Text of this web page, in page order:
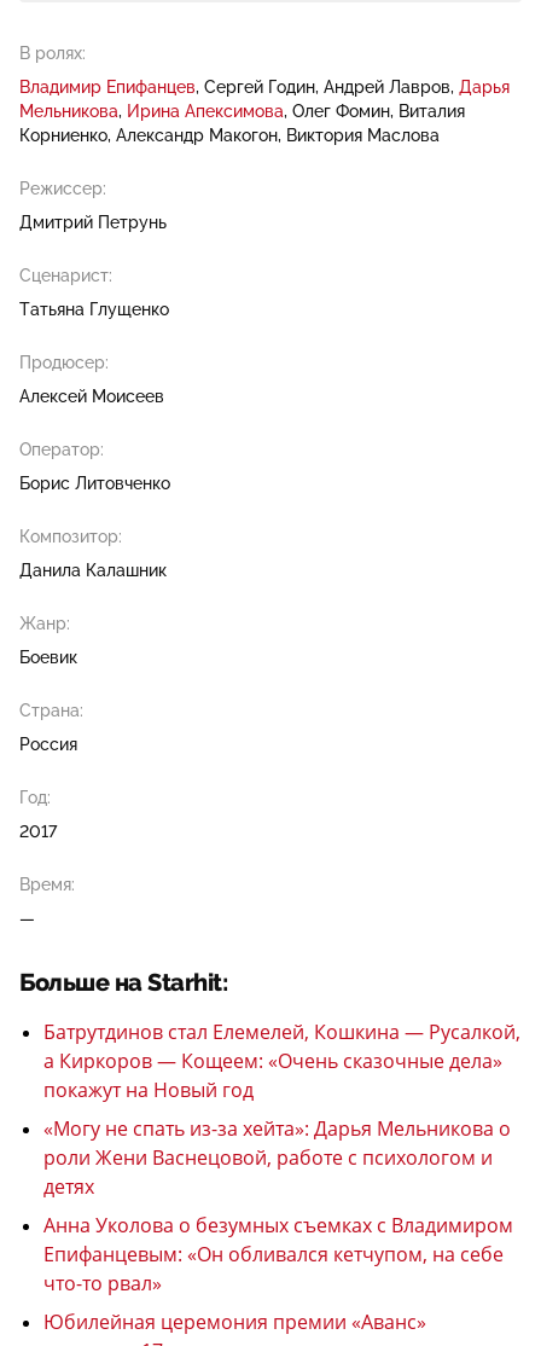
В ролях:
Владимир Епифанцев Сергей Годин Андрей Лавров Дарья
Мельникова Ирина Апексимова Олег Фомин Виталия
Корниенко Александр Макогон Виктория Маслова
Режиссер:
Дмитрий Петрунь
Сценарист:
Татьяна Глущенко
Продюсер:
Алексей Моисеев
Оператор:
Борис Литовченко
Композитор:
Данила Калашник
Жанр:
Боевик
Страна:
Россия
Год:
2017
Время:
—
Больше на Starhit:
Батрутдинов стал Елемелей, Кошкина — Русалкой,
а Киркоров — Кощеем: «Очень сказочные дела»
покажут на Новый год
«Могу не спать из-за хейта»: Дарья Мельникова о
роли Жени Васнецовой, работе с психологом и
детях
Анна Уколова о безумных съемках с Владимиром
Епифанцевым: «Он обливался кетчупом, на себе
что-то рвал»
Юбилейная церемония премии «Аванс»